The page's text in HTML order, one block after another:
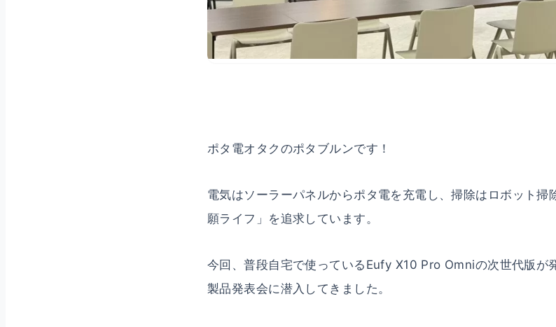
ポタ電オタクのポタブルンです！
電気はソーラーパネルからポタ電を充電し、掃除はロボット掃
願ライフ」を追求しています。
今回、普段自宅で使っているEufy X10 Pro Omniの次世代版が
製品発表会に潜入してきました。